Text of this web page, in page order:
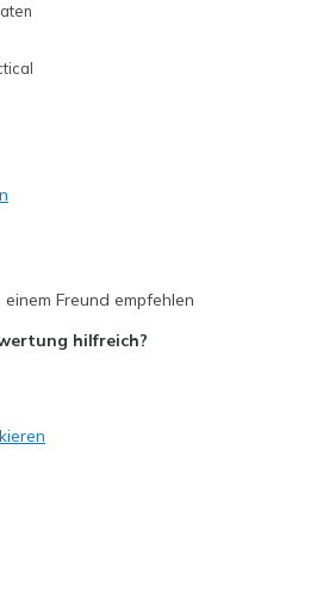
Into Shoes
Freund empfehlen
hilfreich?